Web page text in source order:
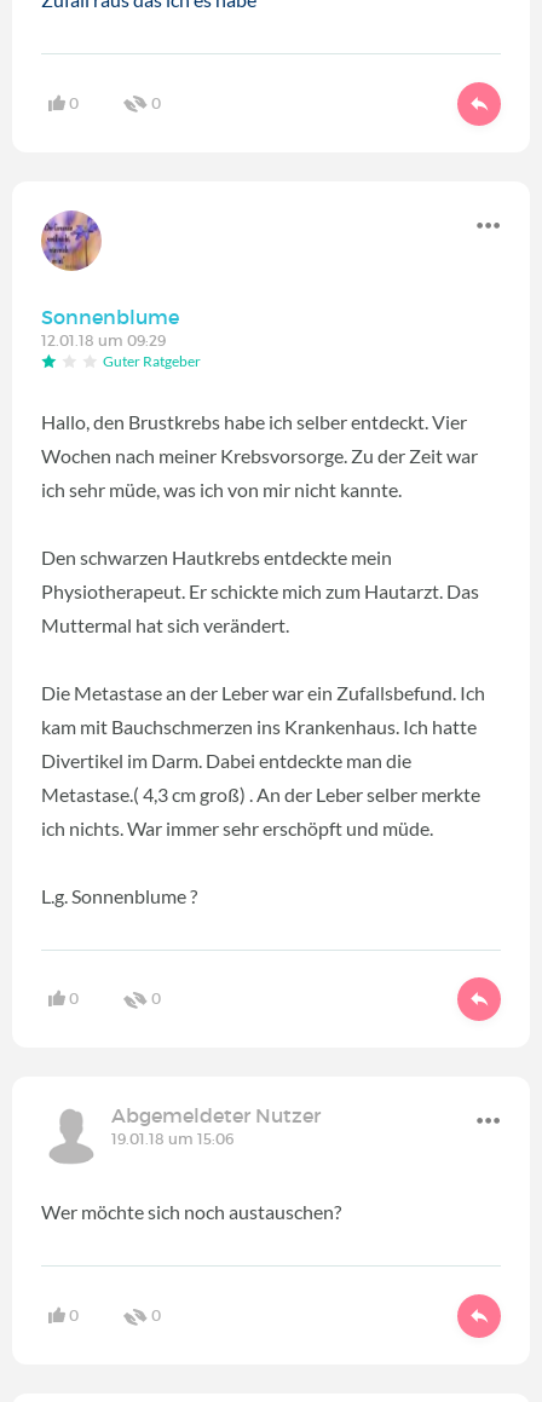
0 0
Sonnenblume
12.01.18 um 09:29
Guter Ratgeber
Hallo, den Brustkrebs habe ich selber entdeckt. Vier
Wochen nach meiner Krebsvorsorge. Zu der Zeit war
ich sehr müde, was ich von mir nicht kannte.
Den schwarzen Hautkrebs entdeckte mein
Physiotherapeut. Er schickte mich zum Hautarzt. Das
Muttermal hat sich verändert.
Die Metastase an der Leber war ein Zufallsbefund. Ich
kam mit Bauchschmerzen ins Krankenhaus. Ich hatte
Divertikel im Darm. Dabei entdeckte man die
Metastase.( 4,3 cm groß) . An der Leber selber merkte
ich nichts. War immer sehr erschöpft und müde.
L.g. Sonnenblume ?
0 0
Abgemeldeter Nutzer
19.01.18 um 15:06
Wer möchte sich noch austauschen?
0 0